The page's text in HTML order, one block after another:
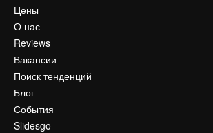
Цены
О нас
Reviews
Вакансии
Поиск тенденций
Блог
События
Slidesgo